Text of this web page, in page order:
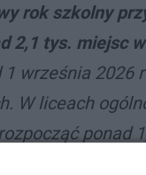
rok szkolny
2,1 tys. miejsc
września 2026
W liceach
ponad
I stopnia -